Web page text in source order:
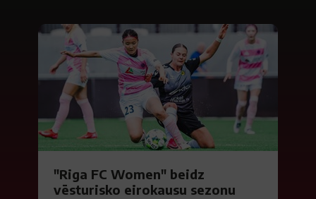
"Riga FC Women" beidz
vēsturisko eirokausu sezonu